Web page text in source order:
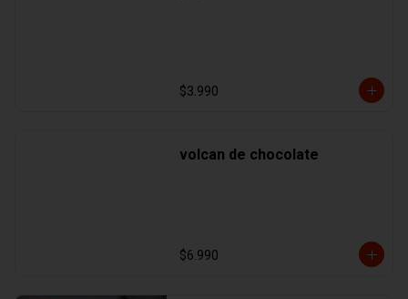
$3.990
volcan de chocolate
$6.990